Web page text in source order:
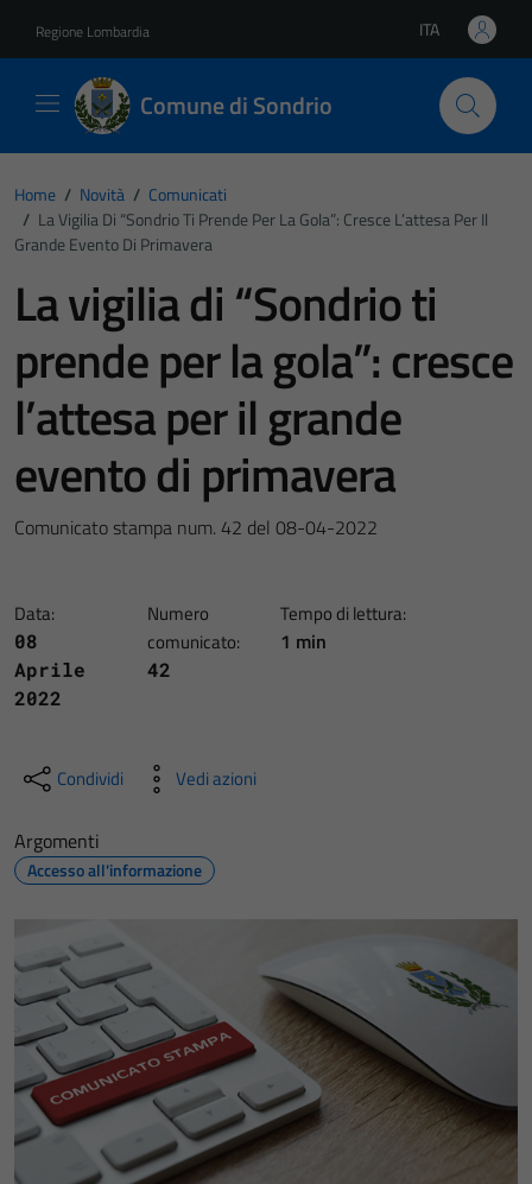
Regione Lombardia Lingua attiva:
ITA
Comune di Sondrio
Home / Novità / Comunicati
/ La Vigilia Di “Sondrio Ti Prende Per La Gola”: Cresce L’attesa Per Il
Grande Evento Di Primavera
La vigilia di “Sondrio ti
prende per la gola”: cresce
l’attesa per il grande
evento di primavera
Comunicato stampa num. 42 del 08-04-2022
Data:
08
Aprile
2022
Numero
comunicato:
42
Tempo di lettura:
1 min
Condividi Vedi azioni
Argomenti
Accesso all'informazione